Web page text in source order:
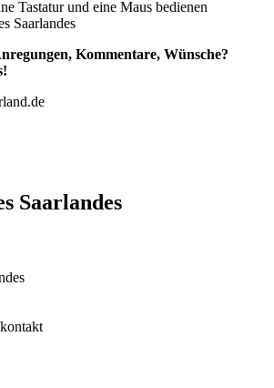
Saarlandes
Kommentare, Wünsche?
Saarlandes